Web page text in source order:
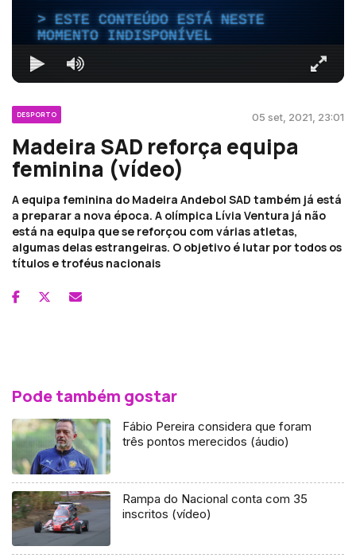
ESTE CONTEÚDO ESTÁ NESTE
MOMENTO INDISPONÍVEL
DESPORTO 05 set, 2021, 23:01
Madeira SAD reforça equipa
feminina (vídeo)
A equipa feminina do Madeira Andebol SAD também já está
a preparar a nova época. A olímpica Lívia Ventura já não
está na equipa que se reforçou com várias atletas,
algumas delas estrangeiras. O objetivo é lutar por todos os
títulos e troféus nacionais
Pode também gostar
Fábio Pereira considera que foram
três pontos merecidos (áudio)
Rampa do Nacional conta com 35
inscritos (vídeo)